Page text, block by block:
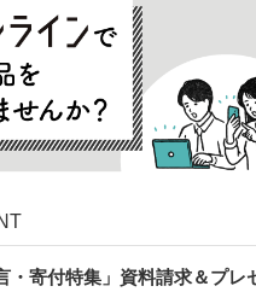
・寄付特集」資料請求＆プレ